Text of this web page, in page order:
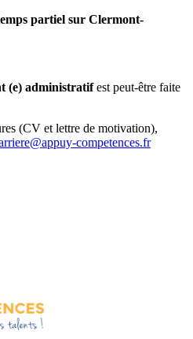
partiel sur Clermont-
(e) administratifest peut-être faite
(CV et lettre de motivation),
competences.fr